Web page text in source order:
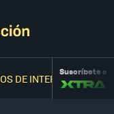
DE INTERNETSuscríbete a